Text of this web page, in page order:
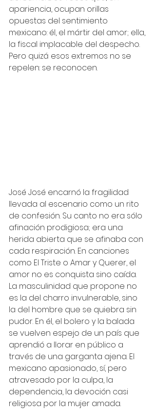
apariencia, ocupan orillas
opuestas del sentimiento
mexicano: él, el mártir del amor; ella,
la fiscal implacable del despecho.
Pero quizá esos extremos no se
repelen: se reconocen.
José José encarnó la fragilidad
llevada al escenario como un rito
de confesión. Su canto no era sólo
afinación prodigiosa; era una
herida abierta que se afinaba con
cada respiración. En canciones
como El Triste o Amar y Querer, el
amor no es conquista sino caída.
La masculinidad que propone no
es la del charro invulnerable, sino
la del hombre que se quiebra sin
pudor. En él, el bolero y la balada
se vuelven espejo de un país que
aprendió a llorar en público a
través de una garganta ajena. El
mexicano apasionado, sí, pero
atravesado por la culpa, la
dependencia, la devoción casi
religiosa por la mujer amada.